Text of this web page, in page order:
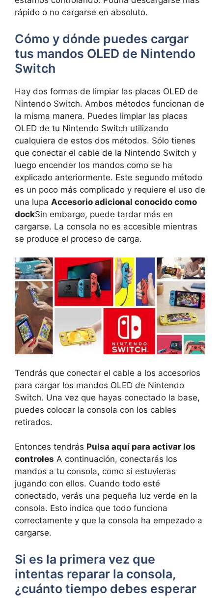
rápido o no cargarse en absoluto.
Cómo y dónde puedes cargar
tus mandos OLED de Nintendo
Switch
Hay dos formas de limpiar las placas OLED de
Nintendo Switch. Ambos métodos funcionan de
la misma manera. Puedes limpiar las placas
OLED de tu Nintendo Switch utilizando
cualquiera de estos dos métodos. Sólo tienes
que conectar el cable de la Nintendo Switch y
luego encender los mandos como se ha
explicado anteriormente. Este segundo método
es un poco más complicado y requiere el uso de
una lupa Accesorio adicional conocido como
dockSin embargo, puede tardar más en
cargarse. La consola no es accesible mientras
se produce el proceso de carga.
Tendrás que conectar el cable a los accesorios
para cargar los mandos OLED de Nintendo
Switch. Una vez que hayas conectado la base,
puedes colocar la consola con los cables
retirados.
Entonces tendrás Pulsa aquí para activar los
controles A continuación, conectarás los
mandos a tu consola, como si estuvieras
jugando con ellos. Cuando todo esté
conectado, verás una pequeña luz verde en la
consola. Esto indica que todo funciona
correctamente y que la consola ha empezado a
cargarse.
Si es la primera vez que
intentas reparar la consola,
¿cuánto tiempo debes esperar